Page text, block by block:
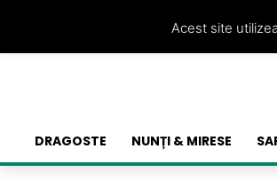
DRAGOSTE NUNȚI & MIRESE
Acest site